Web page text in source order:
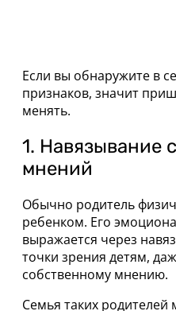
Если вы обнаружите в
признаков, значит
менять.
1. Навязывание
мнений
Обычно родитель
ребенком. Его
выражается через
точки зрения детям,
собственному мнению.
Семья таких родителей